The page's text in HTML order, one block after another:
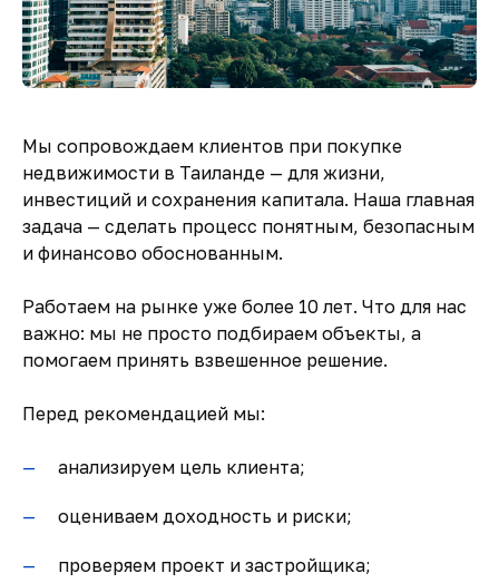
Мы сопровождаем клиентов при покупке
недвижимости в Таиланде — для жизни,
инвестиций и сохранения капитала. Наша главная
задача — сделать процесс понятным, безопасным
и финансово обоснованным.
Работаем на рынке уже более 10 лет. Что для нас
важно: мы не просто подбираем объекты, а
помогаем принять взвешенное решение.
Перед рекомендацией мы:
анализируем цель клиента;
оцениваем доходность и риски;
проверяем проект и застройщика;